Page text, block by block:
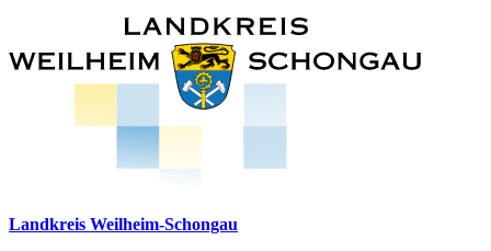
Landkreis Weilheim-Schongau